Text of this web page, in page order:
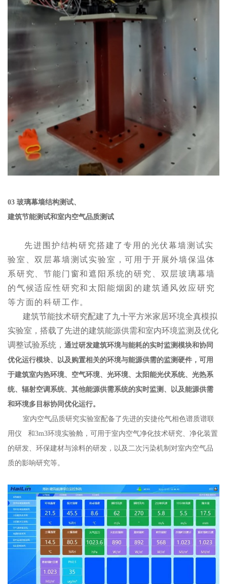
03 玻璃幕墙结构测试、
建筑节能测试和室内空气品质测试
先进围护结构研究搭建了专用的光伏幕墙测试实
验室、双层幕墙测试实验室，可用于开展外墙保温体
系研究、节能门窗和遮阳系统的研究、双层玻璃幕墙
的气候适应性研究和太阳能烟囱的建筑通风效应研究
等方面的科研工作。
建筑节能技术研究配建了九十平方米家居环境全真模拟
实验室，搭载了先进的建筑能源供需和室内环境监测及优化
调整试验系统， 通过研发建筑环境与能耗的实时监测模块和协同
优化运行模块、以及购置相关的环境与能源供需的监测硬件，可用
于建筑室内热环境、空气环境、光环境、太阳能光伏系统、光热系
统、辐射空调系统、其他能源供需系统的实时监测、以及能源供需
和环境多目标协同优化运行。
室内空气品质研究实验室配备了先进的安捷伦气相色谱质谱联
用仪
和3m3环境实验舱，可用于室内空气净化技术研究、净化装置
的研发、环保建材与涂料的研发，以及二次污染机制对室内空气品
质的影响研究等。